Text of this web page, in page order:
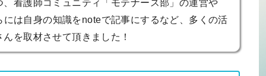
は自身の知識をnoteで記事にするなど、多くの活
を取材させて頂きました！